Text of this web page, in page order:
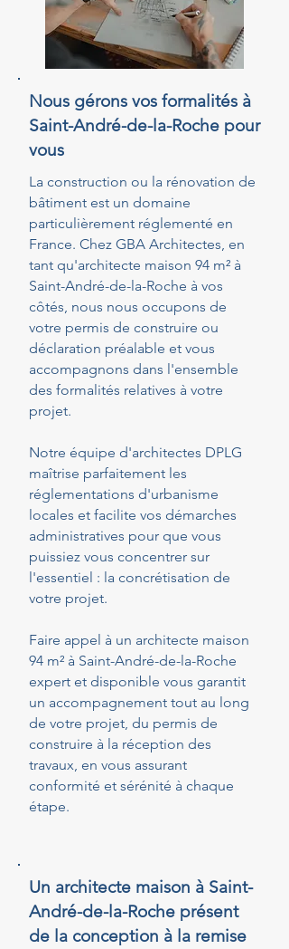
Nous gérons vos formalités à
Saint-André-de-la-Roche pour
vous
La construction ou la rénovation de
bâtiment est un domaine
particulièrement réglementé en
France. Chez GBA Architectes, en
tant qu'architecte maison 94 m² à
Saint-André-de-la-Roche à vos
côtés, nous nous occupons de
votre permis de construire ou
déclaration préalable et vous
accompagnons dans l'ensemble
des formalités relatives à votre
projet.
Notre équipe d'architectes DPLG
maîtrise parfaitement les
réglementations d'urbanisme
locales et facilite vos démarches
administratives pour que vous
puissiez vous concentrer sur
l'essentiel : la concrétisation de
votre projet.
Faire appel à un architecte maison
94 m² à Saint-André-de-la-Roche
expert et disponible vous garantit
un accompagnement tout au long
de votre projet, du permis de
construire à la réception des
travaux, en vous assurant
conformité et sérénité à chaque
étape.
Un architecte maison à Saint-
André-de-la-Roche présent
de la conception à la remise